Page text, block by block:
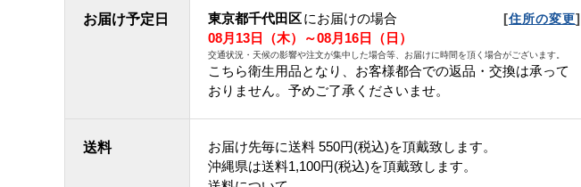
お届け予定日 東京都千代田区にお届けの場合 [住所の変更]
08月13日（木）～08月16日（日）
交通状況・天候の影響や注文が集中した場合等、お届けに時間を頂く場合がございます。
こちら衛生用品となり、お客様都合での返品・交換は承って
おりません。予めご了承くださいませ。
送料 お届け先毎に送料 550円(税込)を頂戴致します。
沖縄県は送料1,100円(税込)を頂戴致します。